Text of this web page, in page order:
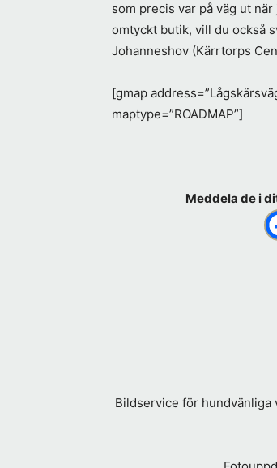
som precis var på väg ut
omtyckt butik, vill du också
Johanneshov (Kärrtorps
[gmap
maptype=”ROADMAP”]
Meddela de i
Bildservice för